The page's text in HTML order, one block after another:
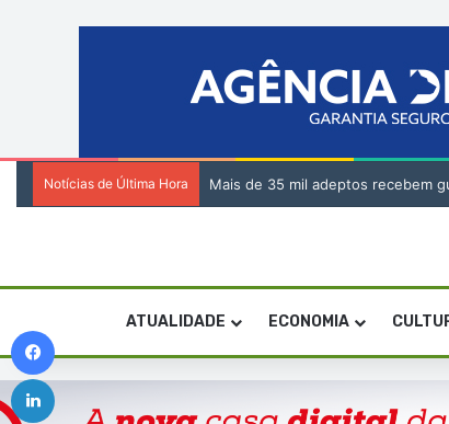
Notícias de Última Hora Mais de 35 mil adeptos recebem
ATUALIDADE ECONOMIA
Linkedin